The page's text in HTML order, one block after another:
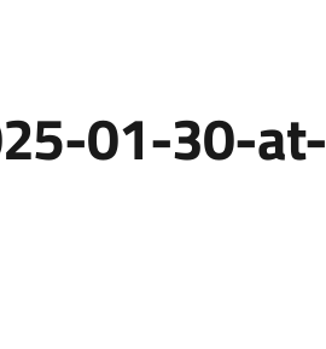
01-30-at-